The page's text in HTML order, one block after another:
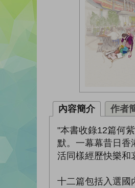
內容簡介 作者
"本書收錄12篇何
默。一幕幕昔日香
活同樣經歷快樂和
十二篇包括入選國